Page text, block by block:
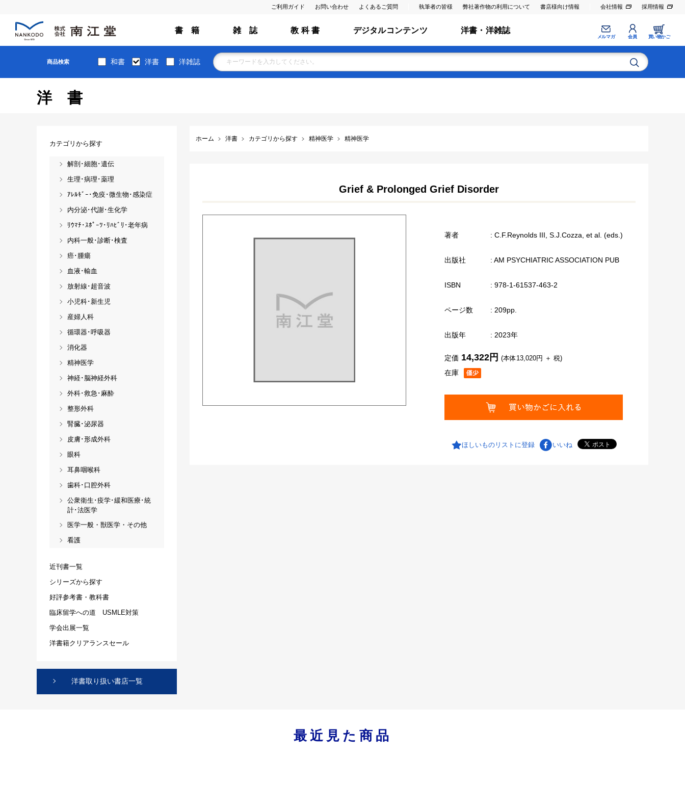
ご利用ガイド お問い合わせ よくあるご質問 執筆者の皆様 弊社著作物の利用について 書店様向け情報 会社情報 採用情報
書 籍 雑 誌 教 科 書 デジタルコンテンツ 洋書・洋雑誌
メルマガ 会員 買い物かご
商品検索 和書 洋書 洋雑誌
洋書
ホーム 洋書 カテゴリから探す 精神医学 精神医学
Grief & Prolonged Grief Disorder
著者 : C.F.Reynolds III, S.J.Cozza, et al. (eds.)
出版社 : AM PSYCHIATRIC ASSOCIATION PUB
ISBN : 978-1-61537-463-2
ページ数 : 209pp.
出版年 : 2023年
在庫
定価 14,322円 (本体13,020円 ＋ 税)
ほしいものリストに登録 いいね
カテゴリから探す
解剖･細胞･遺伝
生理･病理･薬理
ｱﾚﾙｷﾞｰ･免疫･微生物･感染症
内分泌･代謝･生化学
ﾘｳﾏﾁ･ｽﾎﾟｰﾂ･ﾘﾊﾋﾞﾘ･老年病
内科一般･診断･検査
癌･腫瘍
血液･輸血
放射線･超音波
小児科･新生児
産婦人科
循環器･呼吸器
消化器
精神医学
神経･脳神経外科
外科･救急･麻酔
整形外科
腎臓･泌尿器
皮膚･形成外科
眼科
耳鼻咽喉科
歯科･口腔外科
公衆衛生･疫学･緩和医療･統
計･法医学
医学一般・獣医学・その他
看護
近刊書一覧
シリーズから探す
好評参考書・教科書
臨床留学への道 USMLE対策
学会出展一覧
洋書籍クリアランスセール
洋書取り扱い書店一覧
最近見た商品